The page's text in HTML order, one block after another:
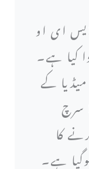
ای او
کیا ہے۔
کے
سرچ
کا
ہے۔